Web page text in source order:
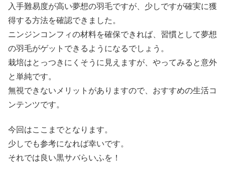
入手難易度が高い夢想の羽毛ですが、少しですが確実に獲
得する方法を確認できました。
ニンジンコンフィの材料を確保できれば、習慣として夢想
の羽毛がゲットできるようになるでしょう。
栽培はとっつきにくそうに見えますが、やってみると意外
と単純です。
無視できないメリットがありますので、おすすめの生活コ
ンテンツです。
今回はここまでとなります。
少しでも参考になれば幸いです。
それでは良い黒サバらいふを！